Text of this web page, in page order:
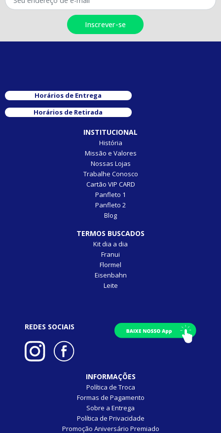
Horários de Entrega
Horários de Retirada
INSTITUCIONAL
História
Missão e Valores
Nossas Lojas
Trabalhe Conosco
Cartão VIP CARD
Panfleto 1
Panfleto 2
Blog
TERMOS BUSCADOS
Kit dia a dia
Franui
Flormel
Eisenbahn
Leite
REDES SOCIAIS
INFORMAÇÕES
Política de Troca
Formas de Pagamento
Sobre a Entrega
Política de Privacidade
Promoção Aniversário Premiado